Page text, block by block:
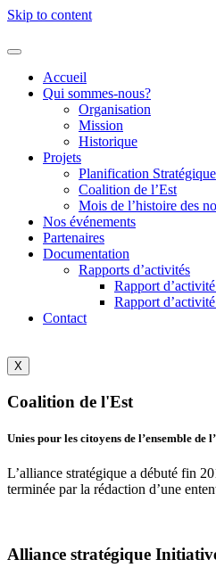
Skip to content
Accueil
Qui sommes-nous?
Organisation
Mission
Historique
Projets
Planification Stratégique
Coalition de l’Est
Mois de l’histoire des
Nos événements
Partenaires
Documentation
Rapports d’activités
Rapport
Rapport
Contact
X
Coalition de l'Est
Unies pour les citoyens de l’ensemble de
L’alliance stratégique a débuté fin
terminée par la rédaction d’une
Alliance stratégique